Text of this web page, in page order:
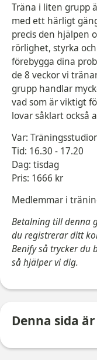
Träna i liten grupp
med ett härligt
precis den hjälpen
rörlighet, styrka
förebygga dina
de 8 veckor vi
grupp handlar
vad som är viktigt
lovar såklart också
Var:
Tid: 16.30 - 17.20
Dag: tisdag
Pris: 1666 kr
Medlemmar i
Betalning till denna
du registrerar ditt
Benify så trycker du
så hjälper vi dig.
Denna sida